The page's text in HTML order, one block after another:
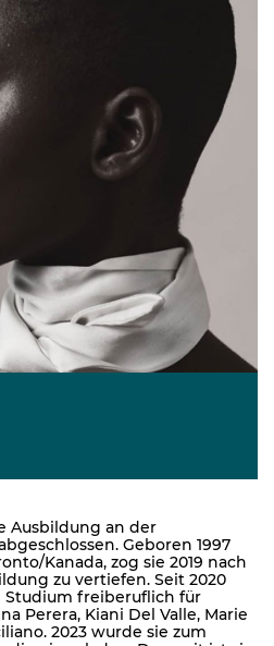
Ausbildung an der
Geboren 1997
Kanada, zog sie 2019 nach
zu vertiefen. Seit 2020
freiberuflich für
Perera, Kiani Del Valle, Marie
2023 wurde sie zum